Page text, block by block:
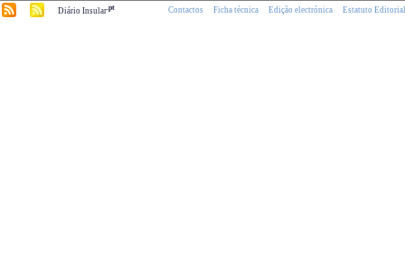
Diário Insular.pt Contactos Ficha técnica Edição electrónica Estatuto Editorial